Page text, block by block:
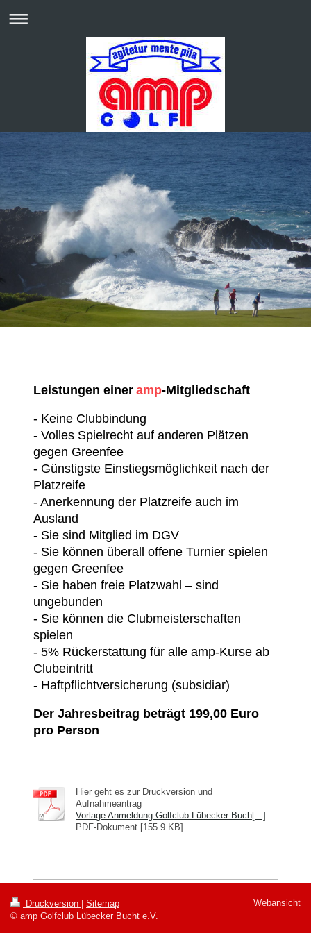
Leistungen einer amp-Mitgliedschaft
- Keine Clubbindung
- Volles Spielrecht auf anderen Plätzen
gegen Greenfee
- Günstigste Einstiegsmöglichkeit nach der
Platzreife
- Anerkennung der Platzreife auch im
Ausland
- Sie sind Mitglied im DGV
- Sie können überall offene Turnier spielen
gegen Greenfee
- Sie haben freie Platzwahl – sind
ungebunden
- Sie können die Clubmeisterschaften
spielen
- 5% Rückerstattung für alle amp-Kurse ab
Clubeintritt
- Haftpflichtversicherung (subsidiar)
Der Jahresbeitrag beträgt 199,00 Euro
pro Person
Hier geht es zur Druckversion und
Aufnahmeantrag
Vorlage Anmeldung Golfclub Lübecker Buch[...]
PDF-Dokument [155.9 KB]
Druckversion
Sitemap
© amp Golfclub Lübecker Bucht e.V.
Webansicht